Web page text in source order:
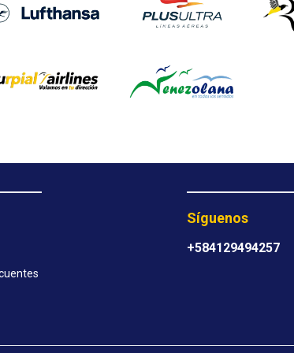
Síguenos
+584129494257